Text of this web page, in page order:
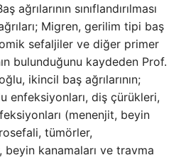
ağrılarının sınıflandırılması
Migren, gerilim tipi baş
sefaljiler ve diğer primer
bulunduğunu kaydeden Prof.
ikincil baş ağrılarının;
enfeksiyonları, diş çürükleri,
(menenjit, beyin
tümörler,
kanamaları ve travma